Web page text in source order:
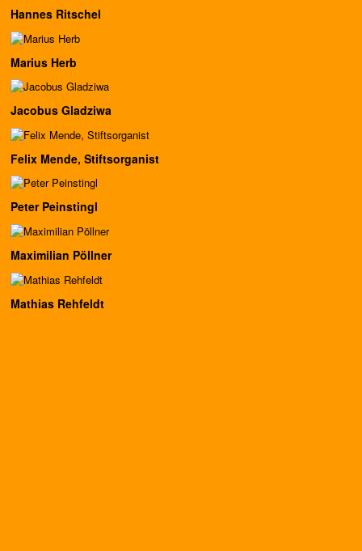
Hannes Ritschel
Marius Herb
Jacobus Gladziwa
Felix Mende, Stiftsorganist
Peter Peinstingl
Maximilian Pöllner
Mathias Rehfeldt